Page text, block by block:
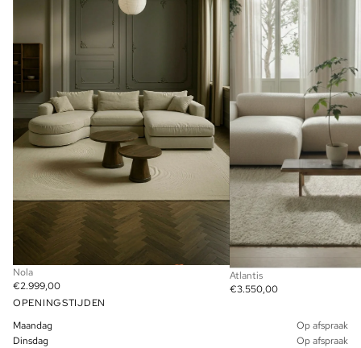
Nola
€2.999,00
Atlantis
€3.550,00
OPENINGSTIJDEN
Maandag
Op afspraak
Dinsdag
Op afspraak